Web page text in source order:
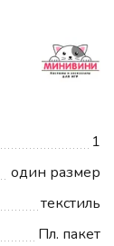
1
один размер
текстиль
Пл. пакет